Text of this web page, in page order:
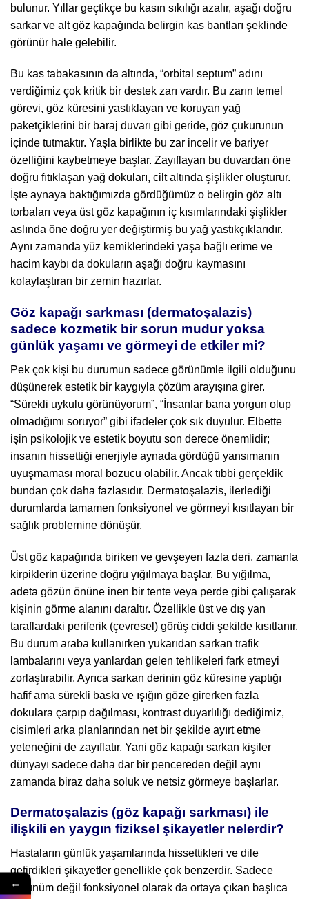
bulunur. Yıllar geçtikçe bu kasın sıkılığı azalır, aşağı doğru
sarkar ve alt göz kapağında belirgin kas bantları şeklinde
görünür hale gelebilir.
Bu kas tabakasının da altında, “orbital septum” adını
verdiğimiz çok kritik bir destek zarı vardır. Bu zarın temel
görevi, göz küresini yastıklayan ve koruyan yağ
paketçiklerini bir baraj duvarı gibi geride, göz çukurunun
içinde tutmaktır. Yaşla birlikte bu zar incelir ve bariyer
özelliğini kaybetmeye başlar. Zayıflayan bu duvardan öne
doğru fıtıklaşan yağ dokuları, cilt altında şişlikler oluşturur.
İşte aynaya baktığımızda gördüğümüz o belirgin göz altı
torbaları veya üst göz kapağının iç kısımlarındaki şişlikler
aslında öne doğru yer değiştirmiş bu yağ yastıkçıklarıdır.
Aynı zamanda yüz kemiklerindeki yaşa bağlı erime ve
hacim kaybı da dokuların aşağı doğru kaymasını
kolaylaştıran bir zemin hazırlar.
Göz kapağı sarkması (dermatoşalazis)
sadece kozmetik bir sorun mudur yoksa
günlük yaşamı ve görmeyi de etkiler mi?
Pek çok kişi bu durumun sadece görünümle ilgili olduğunu
düşünerek estetik bir kaygıyla çözüm arayışına girer.
“Sürekli uykulu görünüyorum”, “İnsanlar bana yorgun olup
olmadığımı soruyor” gibi ifadeler çok sık duyulur. Elbette
işin psikolojik ve estetik boyutu son derece önemlidir;
insanın hissettiği enerjiyle aynada gördüğü yansımanın
uyuşmaması moral bozucu olabilir. Ancak tıbbi gerçeklik
bundan çok daha fazlasıdır. Dermatoşalazis, ilerlediği
durumlarda tamamen fonksiyonel ve görmeyi kısıtlayan bir
sağlık problemine dönüşür.
Üst göz kapağında biriken ve gevşeyen fazla deri, zamanla
kirpiklerin üzerine doğru yığılmaya başlar. Bu yığılma,
adeta gözün önüne inen bir tente veya perde gibi çalışarak
kişinin görme alanını daraltır. Özellikle üst ve dış yan
taraflardaki periferik (çevresel) görüş ciddi şekilde kısıtlanır.
Bu durum araba kullanırken yukarıdan sarkan trafik
lambalarını veya yanlardan gelen tehlikeleri fark etmeyi
zorlaştırabilir. Ayrıca sarkan derinin göz küresine yaptığı
hafif ama sürekli baskı ve ışığın göze girerken fazla
dokulara çarpıp dağılması, kontrast duyarlılığı dediğimiz,
cisimleri arka planlarından net bir şekilde ayırt etme
yeteneğini de zayıflatır. Yani göz kapağı sarkan kişiler
dünyayı sadece daha dar bir pencereden değil aynı
zamanda biraz daha soluk ve netsiz görmeye başlarlar.
Dermatoşalazis (göz kapağı sarkması) ile
ilişkili en yaygın fiziksel şikayetler nelerdir?
Hastaların günlük yaşamlarında hissettikleri ve dile
getirdikleri şikayetler genellikle çok benzerdir. Sadece
görünüm değil fonksiyonel olarak da ortaya çıkan başlıca
←